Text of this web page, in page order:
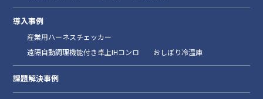
導入事例
産業用ハーネスチェッカー
遠隔自動調理機能付き卓上IHコンロ
おしぼり冷温庫
課題解決事例